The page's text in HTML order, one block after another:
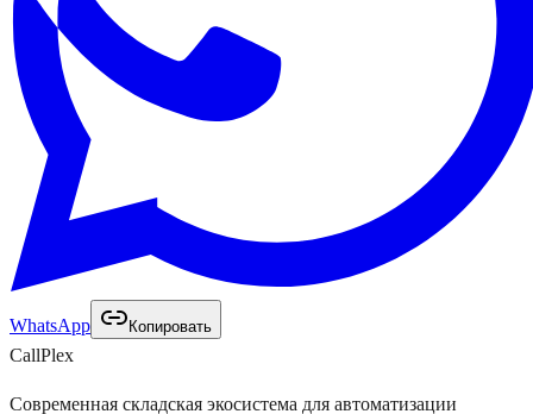
WhatsApp Копировать
CallPlex
Современная складская экосистема для автоматизации